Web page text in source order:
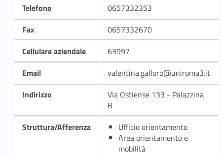
Telefono
0657332353
Fax
0657332670
Cellulare aziendale
63997
Email
valentina.galloro@uniroma3.it
Indirizzo
Via Ostiense 133 - Palazzina
B
Struttura/Afferenza
Ufficio orientamento
Area orientamento e
mobilità